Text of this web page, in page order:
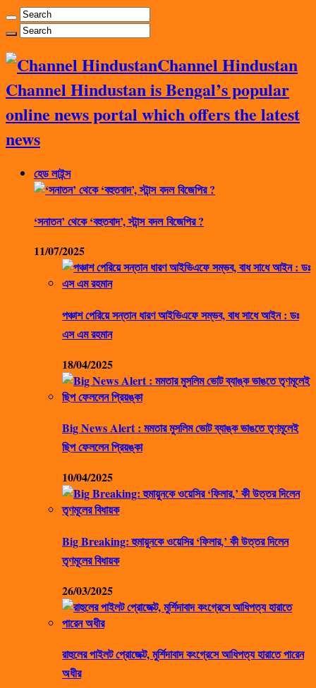
Channel Hindustan
Channel Hindustan is Bengal’s popular
online news portal which offers the latest
news
হেড লাইন্স
‘সনাতন’ থেকে ‘বহুতবাদ’, স্টান্স বদল বিজেপির ?
11/07/2025
পঞ্চাশ পেরিয়ে সন্তান ধারণ আইভিএফে সম্ভব, বাধ সাধে আইন : ডঃ
এস এম রহমান
18/04/2025
Big News Alert : মমতার মুসলিম ভোট ব্যাঙ্ক ভাঙতে তৃণমূলেই
ছিপ ফেললেন প্রিয়ঙ্কা
10/04/2025
Big Breaking: হুমায়ুনকে ওয়েসির ‘ফিলার,’ কী উত্তর দিলেন
তৃণমূলের বিধায়ক
26/03/2025
রাহুলের পাইলট প্রোজেক্ট, মুর্শিদাবাদ কংগ্রেসে আধিপত্য হারাতে পারেন
অধীর